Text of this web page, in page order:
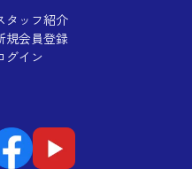
タッフ紹介
規会員登録
グイン